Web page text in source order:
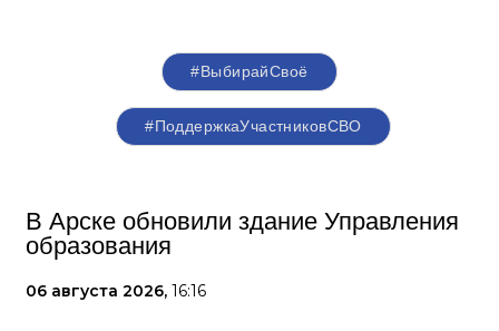
#ВыбирайСвоё
#ПоддержкаУчастниковСВО
В Арске обновили здание Управления
образования
06 августа 2026, 16:16